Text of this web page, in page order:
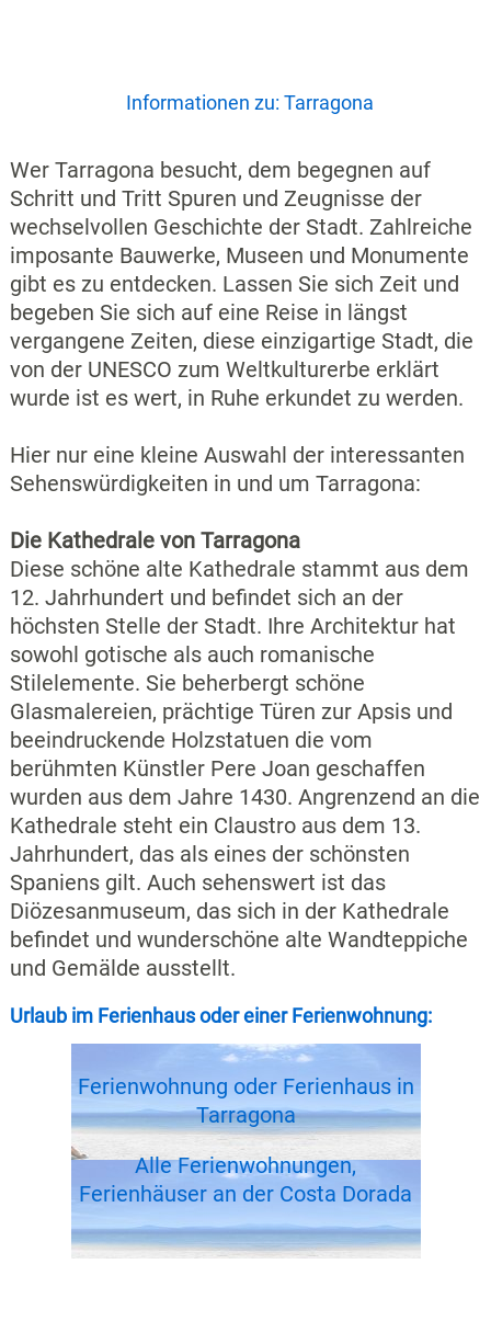
Informationen zu: Tarragona
Wer Tarragona besucht, dem begegnen auf
Schritt und Tritt Spuren und Zeugnisse der
wechselvollen Geschichte der Stadt. Zahlreiche
imposante Bauwerke, Museen und Monumente
gibt es zu entdecken. Lassen Sie sich Zeit und
begeben Sie sich auf eine Reise in längst
vergangene Zeiten, diese einzigartige Stadt, die
von der UNESCO zum Weltkulturerbe erklärt
wurde ist es wert, in Ruhe erkundet zu werden.
Hier nur eine kleine Auswahl der interessanten
Sehenswürdigkeiten in und um Tarragona:
Die Kathedrale von Tarragona
Diese schöne alte Kathedrale stammt aus dem
12. Jahrhundert und befindet sich an der
höchsten Stelle der Stadt. Ihre Architektur hat
sowohl gotische als auch romanische
Stilelemente. Sie beherbergt schöne
Glasmalereien, prächtige Türen zur Apsis und
beeindruckende Holzstatuen die vom
berühmten Künstler Pere Joan geschaffen
wurden aus dem Jahre 1430. Angrenzend an die
Kathedrale steht ein Claustro aus dem 13.
Jahrhundert, das als eines der schönsten
Spaniens gilt. Auch sehenswert ist das
Diözesanmuseum, das sich in der Kathedrale
befindet und wunderschöne alte Wandteppiche
und Gemälde ausstellt.
Urlaub im Ferienhaus oder einer Ferienwohnung:
Ferienwohnung oder Ferienhaus in
Tarragona
Alle Ferienwohnungen,
Ferienhäuser an der Costa Dorada